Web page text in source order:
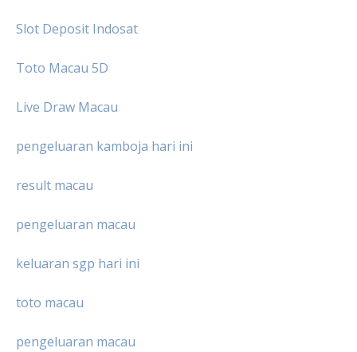
Slot Deposit Indosat
Toto Macau 5D
Live Draw Macau
pengeluaran kamboja hari ini
result macau
pengeluaran macau
keluaran sgp hari ini
toto macau
pengeluaran macau